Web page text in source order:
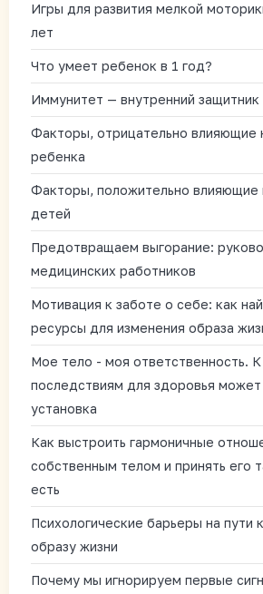
Игры для развития мелкой
лет
Что умеет ребенок в 1 год?
Иммунитет — внутренний защитник
Факторы, отрицательно влияющие
ребенка
Факторы, положительно влияющие
детей
Предотвращаем выгорание:
медицинских работников
Мотивация к заботе о себе: как
ресурсы для изменения образа
Мое тело - моя ответственность. К
последствиям для здоровья может
установка
Как выстроить гармоничные
собственным телом и принять его
есть
Психологические барьеры на пути
образу жизни
Почему мы игнорируем первые